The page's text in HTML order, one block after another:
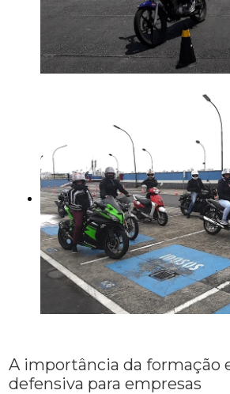
A importância da formação
defensiva para empresas